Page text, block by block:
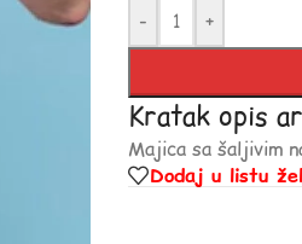
- +
Kratak opis
Majica sa šaljivim
Dodaj u listu